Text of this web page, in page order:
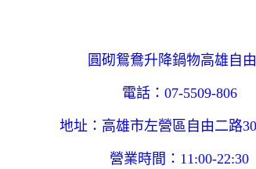
圓砌鴛鴦升降鍋物高雄自
電話：07-5509-806
地址：高雄市左營區自由二路
營業時間：11:00-22:30